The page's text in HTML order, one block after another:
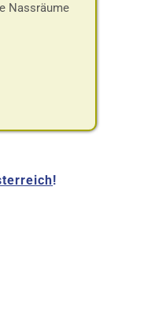
Nassräume
!